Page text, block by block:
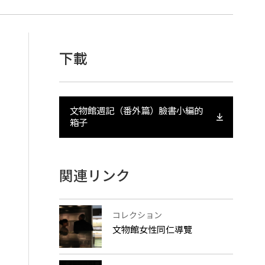
下載
文物館週記（番外篇）臉書小編的
箱子
関連リンク
コレクション
文物館女性同仁導覽